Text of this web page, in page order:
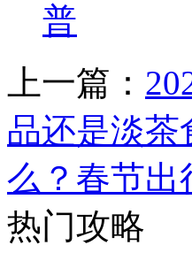
普
上一篇：
品还是淡茶
么？春节出
热门攻略